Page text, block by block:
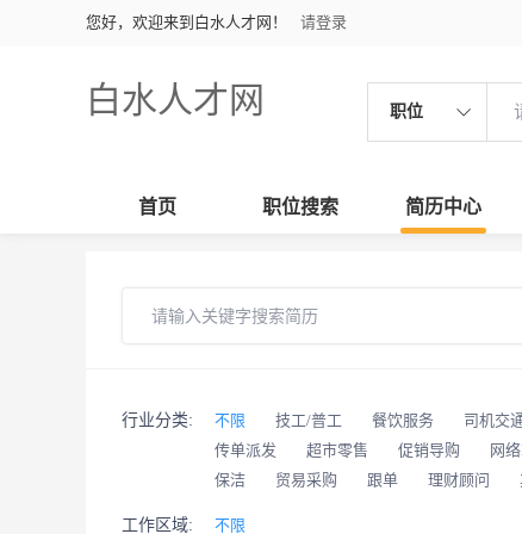
您好，欢迎来到白水人才网！ 请登录
白水人才网 职位
首页 职位搜索 简历中心
行业分类: 不限 技工/普工 餐饮服务 司机交
传单派发
超市零售 促销导购 网
保洁
贸易采购 跟单 理财顾问
工作区域: 不限